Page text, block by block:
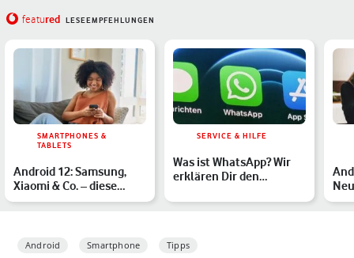
featured LESEEMPFEHLUNGEN
SMARTPHONES &
TABLETS
Android 12: Samsung,
Xiaomi & Co. – diese
Smartphones und
SERVICE & HILFE
Was ist WhatsApp? Wir
erklären Dir den
Android Smartphone Tipps